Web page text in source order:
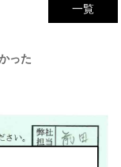
一覧
った